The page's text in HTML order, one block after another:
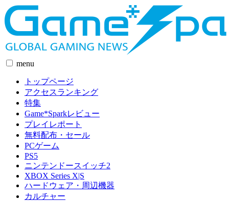
menu
トップページ
アクセスランキング
特集
Game*Sparkレビュー
プレイレポート
無料配布・セール
PCゲーム
PS5
ニンテンドースイッチ2
XBOX Series X|S
ハードウェア・周辺機器
カルチャー